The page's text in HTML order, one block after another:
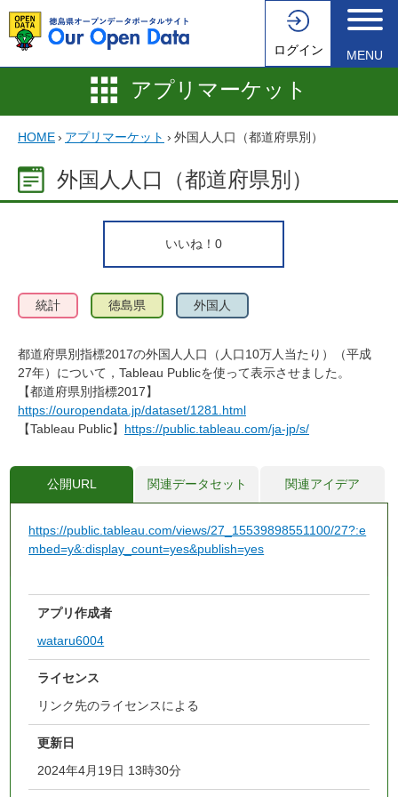
ログイン MENU
アプリマーケット
HOME› アプリマーケット › 外国人人口（都道府県別）
外国人人口（都道府県別）
いいね！ 0
統計 徳島県 外国人
都道府県別指標2017の外国人人口（人口10万人当たり）（平成
27年）について，Tableau Publicを使って表示させました。
【都道府県別指標2017】
https://ouropendata.jp/dataset/1281.html
【Tableau Public】 https://public.tableau.com/ja-jp/s/
公開URL 関連データセット 関連アイデア
https://public.tableau.com/views/27_15539898551100/27?:e
mbed=y&:display_count=yes&publish=yes
アプリ作成者
wataru6004
ライセンス
リンク先のライセンスによる
更新日
2024年4月19日 13時30分